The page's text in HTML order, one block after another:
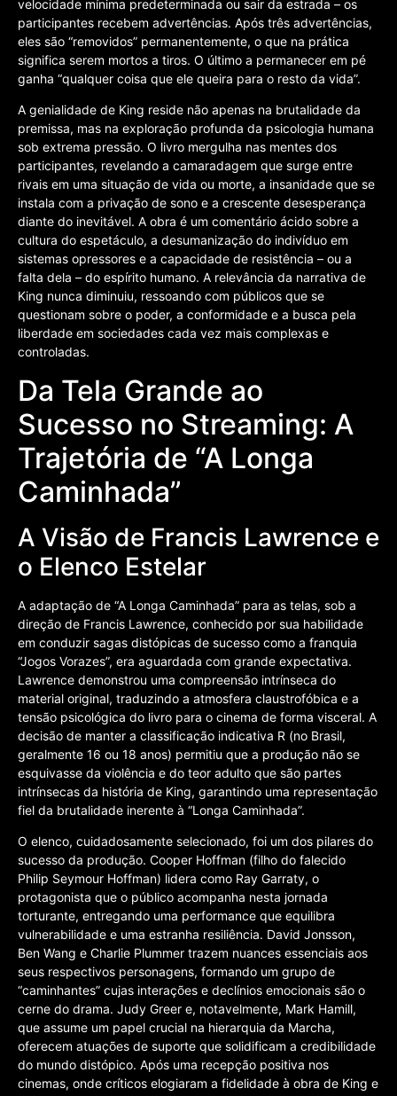
velocidade mínima predeterminada ou sair da estrada – os
participantes recebem advertências. Após três advertências,
eles são “removidos” permanentemente, o que na prática
significa serem mortos a tiros. O último a permanecer em pé
ganha “qualquer coisa que ele queira para o resto da vida”.
A genialidade de King reside não apenas na brutalidade da
premissa, mas na exploração profunda da psicologia humana
sob extrema pressão. O livro mergulha nas mentes dos
participantes, revelando a camaradagem que surge entre
rivais em uma situação de vida ou morte, a insanidade que se
instala com a privação de sono e a crescente desesperança
diante do inevitável. A obra é um comentário ácido sobre a
cultura do espetáculo, a desumanização do indivíduo em
sistemas opressores e a capacidade de resistência – ou a
falta dela – do espírito humano. A relevância da narrativa de
King nunca diminuiu, ressoando com públicos que se
questionam sobre o poder, a conformidade e a busca pela
liberdade em sociedades cada vez mais complexas e
controladas.
Da Tela Grande ao
Sucesso no Streaming: A
Trajetória de “A Longa
Caminhada”
A Visão de Francis Lawrence e
o Elenco Estelar
A adaptação de “A Longa Caminhada” para as telas, sob a
direção de Francis Lawrence, conhecido por sua habilidade
em conduzir sagas distópicas de sucesso como a franquia
“Jogos Vorazes”, era aguardada com grande expectativa.
Lawrence demonstrou uma compreensão intrínseca do
material original, traduzindo a atmosfera claustrofóbica e a
tensão psicológica do livro para o cinema de forma visceral. A
decisão de manter a classificação indicativa R (no Brasil,
geralmente 16 ou 18 anos) permitiu que a produção não se
esquivasse da violência e do teor adulto que são partes
intrínsecas da história de King, garantindo uma representação
fiel da brutalidade inerente à “Longa Caminhada”.
O elenco, cuidadosamente selecionado, foi um dos pilares do
sucesso da produção. Cooper Hoffman (filho do falecido
Philip Seymour Hoffman) lidera como Ray Garraty, o
protagonista que o público acompanha nesta jornada
torturante, entregando uma performance que equilibra
vulnerabilidade e uma estranha resiliência. David Jonsson,
Ben Wang e Charlie Plummer trazem nuances essenciais aos
seus respectivos personagens, formando um grupo de
“caminhantes” cujas interações e declínios emocionais são o
cerne do drama. Judy Greer e, notavelmente, Mark Hamill,
que assume um papel crucial na hierarquia da Marcha,
oferecem atuações de suporte que solidificam a credibilidade
do mundo distópico. Após uma recepção positiva nos
cinemas, onde críticos elogiaram a fidelidade à obra de King e